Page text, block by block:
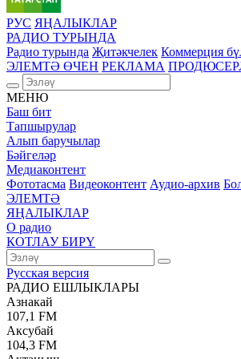
РУС ЯҢАЛЫКЛАР
РАДИО ТУРЫНДА
Радио турында Җитәкчелек Коммерция
ЭЛЕМТӘ ӨЧЕН РЕКЛАМА
МЕНЮ
Баш бит
Тапшырулар
Алып баручылар
Бәйгеләр
Медиаконтент
Фототасма Видеоконтент Аудио-архив
ЭЛЕМТӘ
ЯҢАЛЫКЛАР
О радио
КОТЛАУ БИРҮ
Русская версия
РАДИО ЕШЛЫКЛАРЫ
Азнакай
107,1 FM
Аксубай
104,3 FM